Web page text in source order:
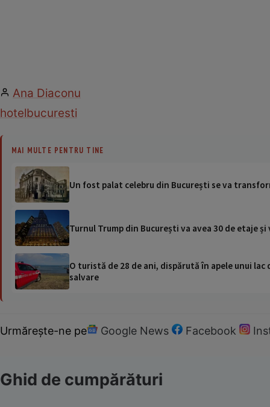
Ana Diaconu
hotelbucuresti
MAI MULTE PENTRU TINE
Un fost palat celebru din București se va
Turnul Trump din București va avea 30 de etaje
O turistă de 28 de ani, dispărută în apele unui
salvare
Urmărește-ne pe Google News Facebook
Ghid de cumpărături